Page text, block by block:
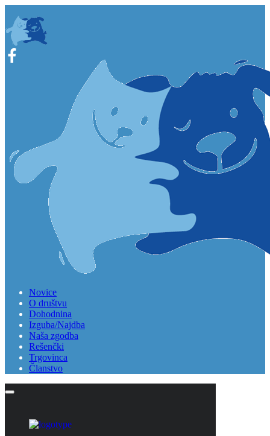
Novice
O društvu
Dohodnina
Izguba/Najdba
Naša zgodba
Rešenčki
Trgovinca
Članstvo